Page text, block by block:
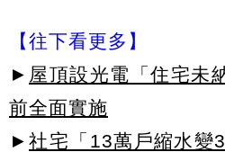
【往下看更多】
► 屋頂設光電「住宅未
前全面實施
► 社宅「13萬戶縮水變